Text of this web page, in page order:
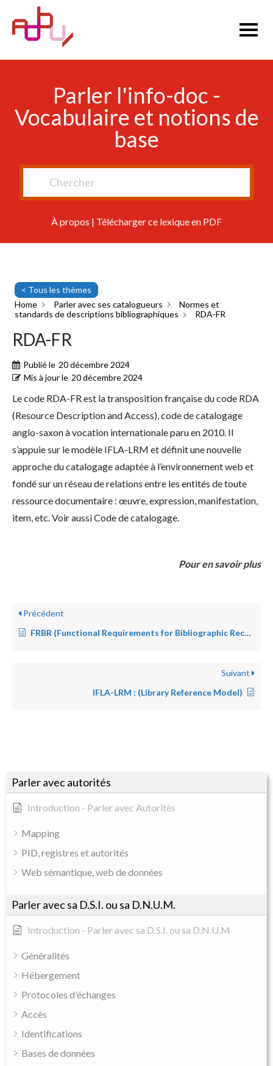
Parler l'info-doc -
Vocabulaire et notions de
base
À propos | Télécharger ce lexique en PDF
Parler avec autorités
Introduction - Parler avec Autorités
Mapping
PID, registres et autorités
Web sémantique, web de données
Parler avec sa D.S.I. ou sa D.N.U.M.
Introduction - Parler avec sa D.S.I. ou sa D.N.U.M
Généralités
Hébergement
Protocoles d'échanges
Accès
Identifications
Bases de données
< Tous les thèmes
Home
Parler avec ses catalogueurs
Normes et
standards de descriptions bibliographiques
RDA-FR
RDA-FR
Publié le 20 décembre 2024
Mis à jour le 20 décembre 2024
Le code RDA-FR est la transposition française du code RDA
(Resource Description and Access), code de catalogage
anglo-saxon à vocation internationale paru en 2010. Il
s’appuie sur le modèle IFLA-LRM et définit une nouvelle
approche du catalogage adaptée à l’environnement web et
fondé sur un réseau de relations entre les entités de toute
ressource documentaire : œuvre, expression, manifestation,
item, etc. Voir aussi Code de catalogage.
Pour en savoir plus
Précédent
FRBR (Functional Requirements for Bibliographic Records)
Suivant
IFLA-LRM : (Library Reference Model)